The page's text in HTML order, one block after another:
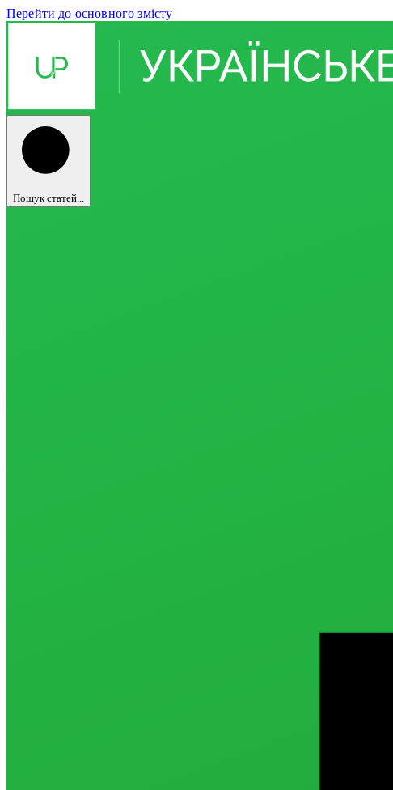
Перейти до основного змісту
Пошук статей...